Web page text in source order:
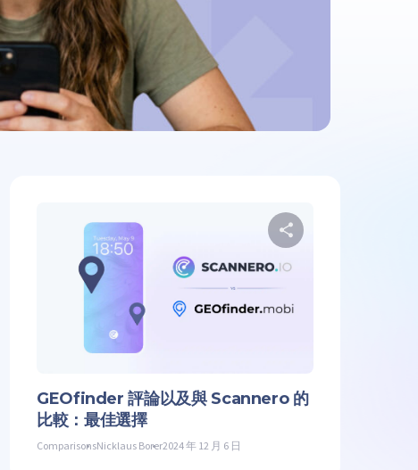
分享这篇文章
GEOfinder 評論以及與 Scannero 的
比較：最佳選擇
ComparisonsNicklaus Borer2024 年 12 月 6 日